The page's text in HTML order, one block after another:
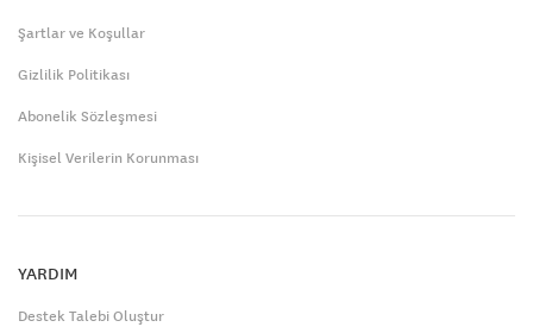
Şartlar ve Koşullar
Gizlilik Politikası
Abonelik Sözleşmesi
Kişisel Verilerin Korunması
YARDIM
Destek Talebi Oluştur